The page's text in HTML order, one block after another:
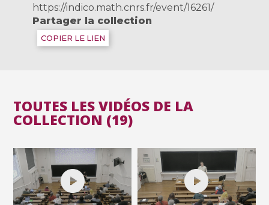
https://indico.math.cnrs.fr/event/16261/
Partager la collection
COPIER LE LIEN
TOUTES LES VIDÉOS DE LA
COLLECTION (19)